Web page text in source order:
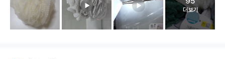
고객 리뷰
더보기